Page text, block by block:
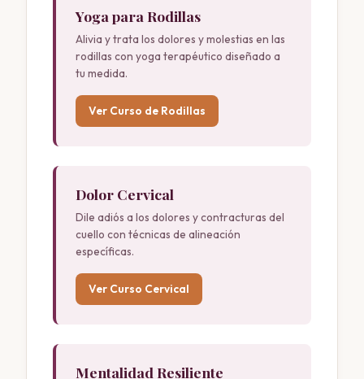
Yoga para Rodillas
Alivia y trata los dolores y molestias en las
rodillas con yoga terapéutico diseñado a
tu medida.
Ver Curso de Rodillas
Dolor Cervical
Dile adiós a los dolores y contracturas del
cuello con técnicas de alineación
específicas.
Ver Curso Cervical
Mentalidad Resiliente